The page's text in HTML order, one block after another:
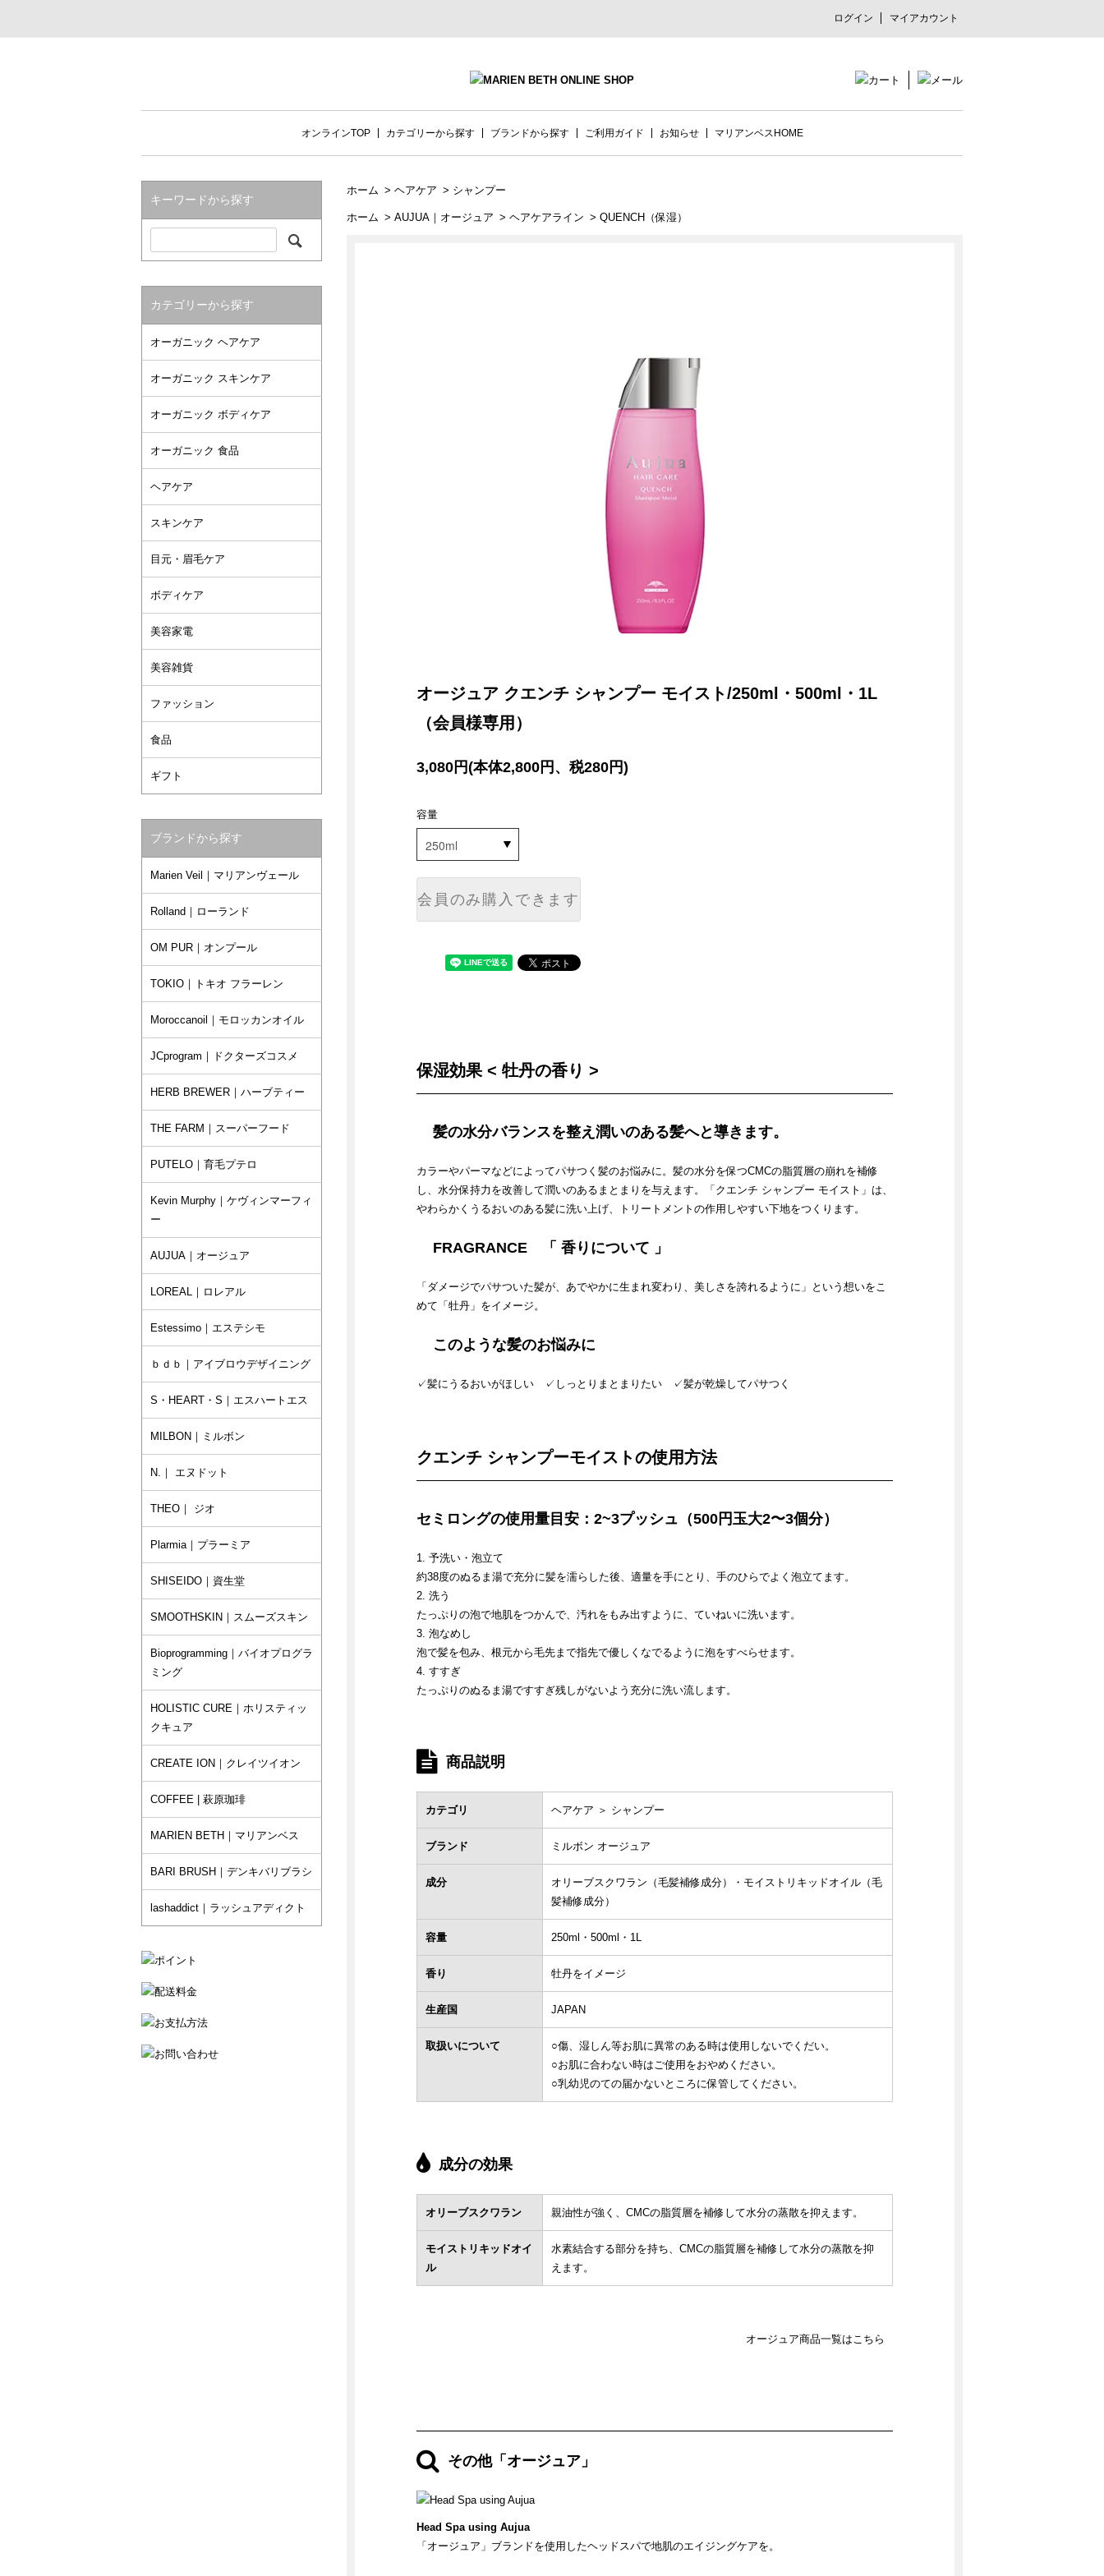
ログイン マイアカウント
オンラインTOP カテゴリーから探す ブランドから探す ご利用ガイド お知らせ マリアンベスHOME
ホーム > ヘアケア > シャンプー
ホーム > AUJUA｜オージュア > ヘアケアライン > QUENCH（保湿）
オージュア クエンチ シャンプー モイスト/250ml・500ml・1L
（会員様専用）
3,080円(本体2,800円、税280円)
容量
会員のみ購入できます
保湿効果 < 牡丹の香り >
髪の水分バランスを整え潤いのある髪へと導きます。
カラーやパーマなどによってパサつく髪のお悩みに。髪の水分を保つCMCの脂質層の崩れを補修
し、水分保持力を改善して潤いのあるまとまりを与えます。「クエンチ シャンプー モイスト」は、
やわらかくうるおいのある髪に洗い上げ、トリートメントの作用しやすい下地をつくります。
FRAGRANCE 「 香りについて 」
「ダメージでパサついた髪が、あでやかに生まれ変わり、美しさを誇れるように」という想いをこ
めて「牡丹」をイメージ。
このような髪のお悩みに
✓髪にうるおいがほしい ✓しっとりまとまりたい ✓髪が乾燥してパサつく
クエンチ シャンプーモイストの使用方法
セミロングの使用量目安：2~3プッシュ（500円玉大2〜3個分）
1. 予洗い・泡立て
約38度のぬるま湯で充分に髪を濡らした後、適量を手にとり、手のひらでよく泡立てます。
2. 洗う
たっぷりの泡で地肌をつかんで、汚れをもみ出すように、ていねいに洗います。
3. 泡なめし
泡で髪を包み、根元から毛先まで指先で優しくなでるように泡をすべらせます。
4. すすぎ
たっぷりのぬるま湯ですすぎ残しがないよう充分に洗い流します。
商品説明
カテゴリ ヘアケア ＞ シャンプー
ブランド ミルボン オージュア
成分
オリーブスクワラン（毛髪補修成分）・モイストリキッドオイル（毛
髪補修成分）
容量 250ml・500ml・1L
香り 牡丹をイメージ
生産国 JAPAN
取扱いについて
○傷、湿しん等お肌に異常のある時は使用しないでくだい。
○お肌に合わない時はご使用をおやめください。
○乳幼児のての届かないところに保管してください。
成分の効果
オリーブスクワラン 親油性が強く、CMCの脂質層を補修して水分の蒸散を抑えます。
モイストリキッドオイ
ル
水素結合する部分を持ち、CMCの脂質層を補修して水分の蒸散を抑
えます。
オージュア商品一覧はこちら
その他「オージュア」
Head Spa using Aujua
「オージュア」ブランドを使用したヘッドスパで地肌のエイジングケアを。
キーワードから探す
カテゴリーから探す
オーガニック ヘアケア
オーガニック スキンケア
オーガニック ボディケア
オーガニック 食品
ヘアケア
スキンケア
目元・眉毛ケア
ボディケア
美容家電
美容雑貨
ファッション
食品
ギフト
ブランドから探す
Marien Veil｜マリアンヴェール
Rolland｜ローランド
OM PUR｜オンプール
TOKIO｜トキオ フラーレン
Moroccanoil｜モロッカンオイル
JCprogram｜ドクターズコスメ
HERB BREWER｜ハーブティー
THE FARM｜スーパーフード
PUTELO｜育毛プテロ
Kevin Murphy｜ケヴィンマーフィ
ー
AUJUA｜オージュア
LOREAL｜ロレアル
Estessimo｜エステシモ
ｂｄｂ｜アイブロウデザイニング
S・HEART・S｜エスハートエス
MILBON｜ミルボン
N.｜ エヌドット
THEO｜ ジオ
Plarmia｜プラーミア
SHISEIDO｜資生堂
SMOOTHSKIN｜スムーズスキン
Bioprogramming｜バイオプログラ
ミング
HOLISTIC CURE｜ホリスティッ
クキュア
CREATE ION｜クレイツイオン
COFFEE | 萩原珈琲
MARIEN BETH｜マリアンベス
BARI BRUSH｜デンキバリブラシ
lashaddict｜ラッシュアディクト